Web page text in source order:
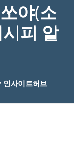
야(소
피 알
인사이트허브